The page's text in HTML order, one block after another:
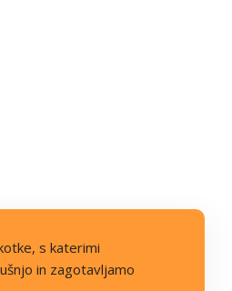
s katerimi
in zagotavljamo